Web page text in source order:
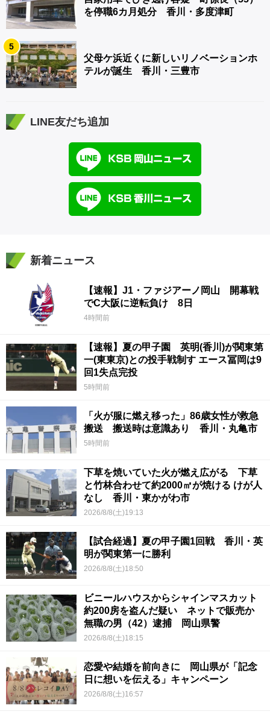
を停職6カ月処分 香川・多度津町
5
父母ケ浜近くに新しいリノベーションホ
テルが誕生 香川・三豊市
LINE友だち追加
新着ニュース
【速報】J1・ファジアーノ岡山 開幕戦
でC大阪に逆転負け 8日
4時間前
【速報】夏の甲子園 英明(香川)が関東第
一(東東京)との投手戦制す エース冨岡は9
回1失点完投
5時間前
「火が服に燃え移った」86歳女性が救急
搬送 搬送時は意識あり 香川・丸亀市
5時間前
下草を焼いていた火が燃え広がる 下草
と竹林合わせて約2000㎡が焼ける けが人
なし 香川・東かがわ市
2026/8/8(土)19:13
【試合経過】夏の甲子園1回戦 香川・英
明が関東第一に勝利
2026/8/8(土)18:50
ビニールハウスからシャインマスカット
約200房を盗んだ疑い ネットで販売か
無職の男（42）逮捕 岡山県警
2026/8/8(土)18:15
恋愛や結婚を前向きに 岡山県が「記念
日に想いを伝える」キャンペーン
2026/8/8(土)16:57